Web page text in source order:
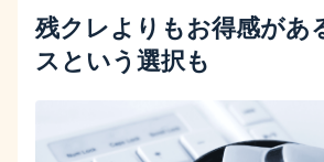
残クレよりもお得感があ
スという選択も